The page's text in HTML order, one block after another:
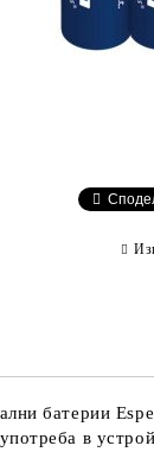
батерии
в